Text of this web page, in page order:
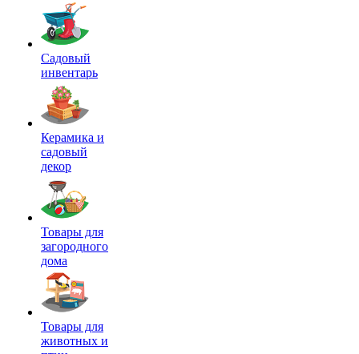
Садовый
инвентарь
Керамика и
садовый
декор
Товары для
загородного
дома
Товары для
животных и